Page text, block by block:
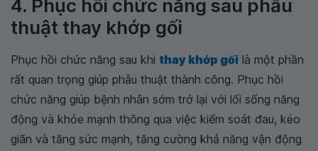
4. Phục hồi chức năng sau phẫu
thuật thay khớp gối
Phục hồi chức năng sau khi thay khớp gối là một phần
rất quan trọng giúp phẫu thuật thành công. Phục hồi
chức năng giúp bệnh nhân sớm trở lại với lối sống năng
động và khỏe mạnh thông qua việc kiểm soát đau, kéo
giãn và tăng sức mạnh, tăng cường khả năng vận động